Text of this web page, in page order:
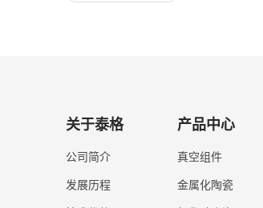
关于泰格
公司简介
发展历程
产品中心
真空组件
金属化陶瓷